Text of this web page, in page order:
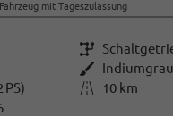
Fahrzeug mit Tageszulassung
Getriebe
Außenfarbe
PS) Kilometerstand
10 km